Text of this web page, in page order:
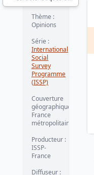
Thème :
Opinions
Série :
International
Social
Survey
Programme
(ISSP)
Couverture
géographique :
France
métropolitaine
Producteur :
ISSP-
France
Diffuseur :